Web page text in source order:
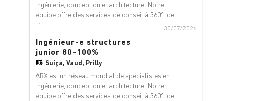
ingénierie, conception et architecture. Notre
équipe offre des services de conseil à 360°, de
gestion de projet et de services techniques
dans les domaines suivants : aéroports,
ponts, bâtiments, téléphériques, innovation
numérique, environnement, équip
30/07/2026
Ingénieur-e structures
junior 80-100%
Suíça, Vaud, Prilly
ARX est un réseau mondial de spécialistes en
ingénierie, conception et architecture. Notre
équipe offre des services de conseil à 360°, de